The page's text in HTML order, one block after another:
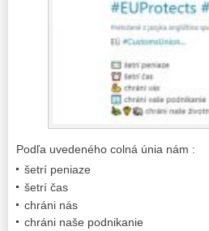
Podľa uvedeného colná únia nám :
šetrí peniaze
šetrí čas
chráni nás
chráni naše podnikanie